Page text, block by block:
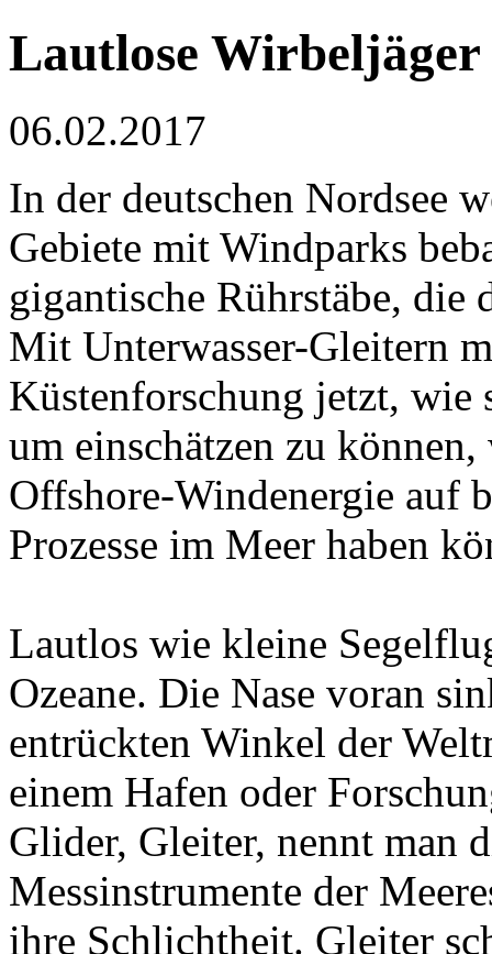
Lautlose Wirbeljäger
06.02.2017
In der deutschen Nordsee
Gebiete mit Windparks
gigantische Rührstäbe, die
Mit Unterwasser-Gleitern
Küstenforschung jetzt, wie
um einschätzen zu
Offshore-Windenergie auf
Prozesse im Meer haben
Lautlos wie kleine
Ozeane. Die Nase voran
entrückten Winkel der
einem Hafen oder
Glider, Gleiter, nennt man
Messinstrumente der
ihre Schlichtheit. Gleiter